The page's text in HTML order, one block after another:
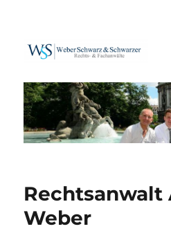
Weber Schwarz
Rechtsanwalt
Weber